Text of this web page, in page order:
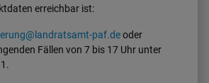
erreichbar ist:
paf.deoder
Fällen von 7 bis 17 Uhr unter